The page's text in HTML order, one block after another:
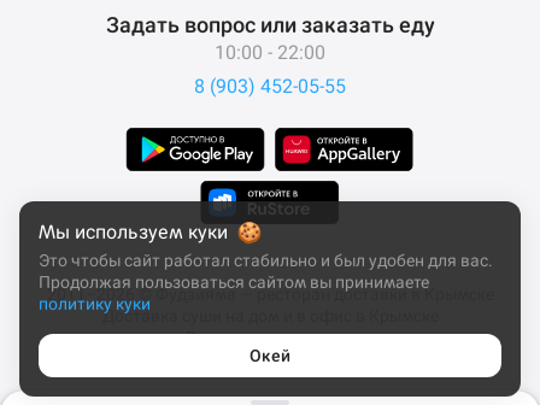
Задать вопрос или заказать еду
10:00 - 22:00
8 (903) 452-05-55
2011–2026 © Фудзияма — ресторан доставки в Крымске
Доставка суши на дом и в офис в Крымске
Все права защищены
Мы используем куки
Это чтобы сайт работал стабильно и был удобен для вас.
Продолжая пользоваться сайтом вы принимаете
политику куки
Окей